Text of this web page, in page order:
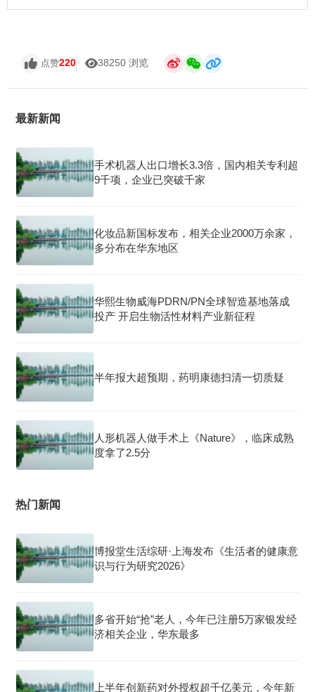
点赞220 38250 浏览
最新新闻
手术机器人出口增长3.3倍，国内相关专利超
9千项，企业已突破千家
化妆品新国标发布，相关企业2000万余家，
多分布在华东地区
华熙生物威海PDRN/PN全球智造基地落成
投产 开启生物活性材料产业新征程
半年报大超预期，药明康德扫清一切质疑
人形机器人做手术上《Nature》，临床成熟
度拿了2.5分
热门新闻
博报堂生活综研·上海发布《生活者的健康意
识与行为研究2026》
多省开始“抢”老人，今年已注册5万家银发经
济相关企业，华东最多
上半年创新药对外授权超千亿美元，今年新